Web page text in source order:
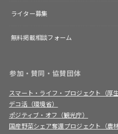
ライター募集
無料掲載相談フォーム
参加・賛同・協賛団体
スマート・ライフ・プロジェクト（厚生
デコ活（環境省）
ポジティブ・オフ（観光庁）
国産野菜シェア奪還プロジェクト（農林